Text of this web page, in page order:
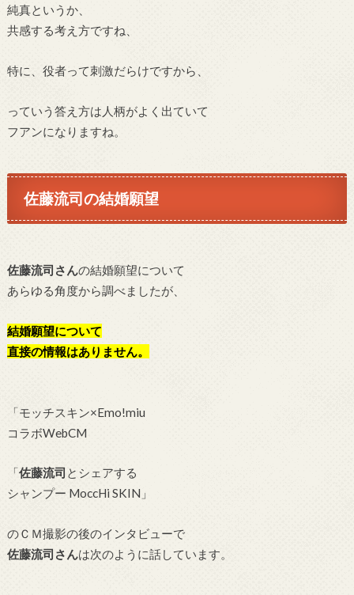
純真というか、
共感する考え方ですね、
特に、役者って刺激だらけですから、
っていう答え方は人柄がよく出ていて
フアンになりますね。
佐藤流司の結婚願望
佐藤流司さんの結婚願望について
あらゆる角度から調べましたが、
結婚願望について
直接の情報はありません。
「モッチスキン×Emo!miu
コラボWebCM
「佐藤流司 とシェアする
シャンプー MoccHi SKIN」
のＣＭ撮影の後のインタビューで
佐藤流司さんは次のように話しています。